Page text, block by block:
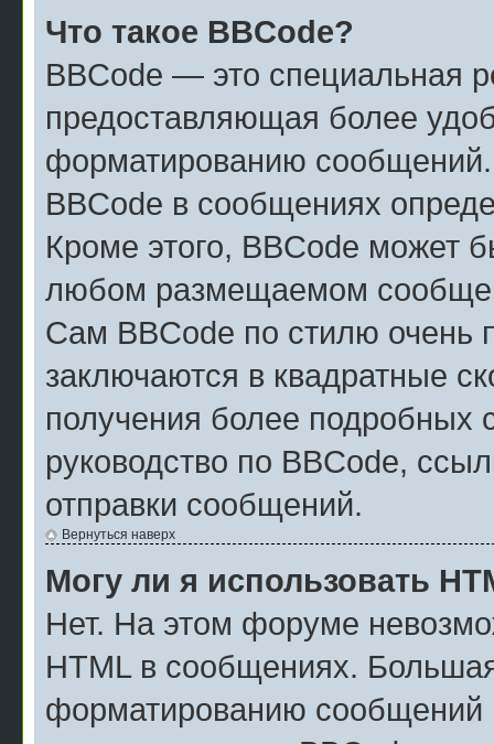
Что такое BBCode?
BBCode — это специальная
предоставляющая более
форматированию
BBCode в сообщениях
Кроме этого, BBCode может
любом размещаемом
Сам BBCode по стилю очень
заключаются в квадратные
получения более подробных
руководство по BBCode,
отправки сообщений.
Вернуться наверх
Могу ли я использовать
Нет. На этом форуме
HTML в сообщениях.
форматированию сообщений